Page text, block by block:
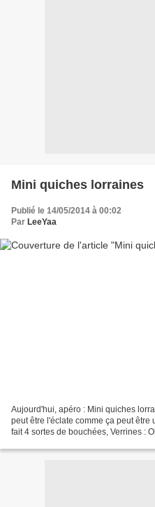
Mini quiches lorraines
Publié le 14/05/2014 à 00:02
Par LeeYaa
Aujourd'hui, apéro : Mini quiches
peut être l'éclate comme ça peut être
fait 4 sortes de bouchées, Verrines :